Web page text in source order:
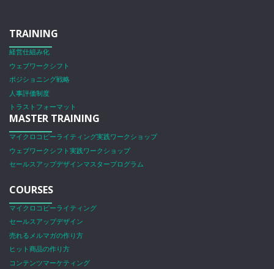
TRAINING
経営仕組み化
ウェブワークシフト
ポジショニング戦略
人事評価制度
トラストフォーマット
MASTER TRAINING
マイクロコピーライティング実践ワークショップ
ウェブワークシフト実践ワークショップ
セールスアップデザインマスタープログラム
COURSES
マイクロコピーライティング
セールスアップデザイン
売れるメルマガの作り方
ヒット商品の作り方
コンテンツマーケティング